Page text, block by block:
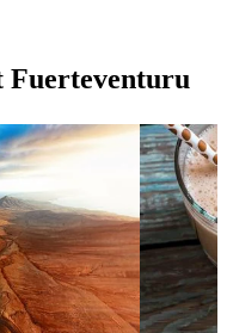
Fuerteventuru